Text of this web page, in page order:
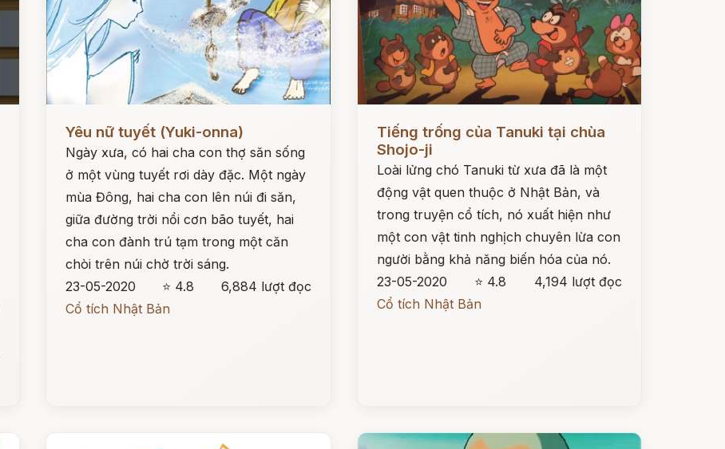
Yêu nữ tuyết (Yuki-onna)
Ngày xưa, có hai cha con thợ săn sống
ở một vùng tuyết rơi dày đặc. Một ngày
mùa Đông, hai cha con lên núi đi săn,
giữa đường trời nổi cơn bão tuyết, hai
cha con đành trú tạm trong một căn
chòi trên núi chờ trời sáng.
23-05-2020
⭐ 4.8
6,884 lượt đọc
Cổ tích Nhật Bản
Đọc ngay
Tiếng trống của Tanuki tại chùa
Shojo-ji
Loài lửng chó Tanuki từ xưa đã là một
động vật quen thuộc ở Nhật Bản, và
trong truyện cổ tích, nó xuất hiện như
một con vật tinh nghịch chuyên lừa con
người bằng khả năng biến hóa của nó.
23-05-2020
⭐ 4.8
4,194 lượt đọc
Cổ tích Nhật Bản